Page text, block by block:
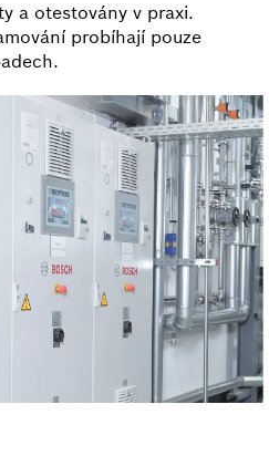
a otestovány v praxi.
probíhají pouze